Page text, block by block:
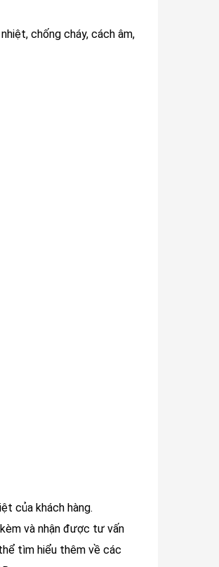
chống cháy, cách âm,
của khách hàng.
và nhận được tư vấn
tìm hiểu thêm về các